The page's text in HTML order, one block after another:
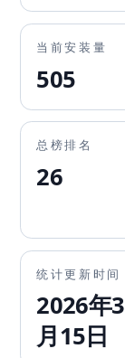
当前安装量
505
总榜排名
26
统计更新时间
2026年3
月15日